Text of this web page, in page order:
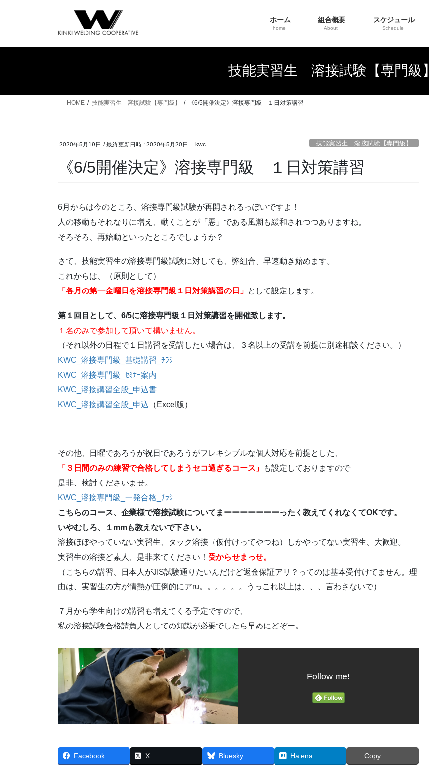
ホーム
home
組合概要
About
スケジュール
Schedule
技能実習生 溶接試験【専門級】
HOME 技能実習生 溶接試験【専門級】 《6/5開催決定》溶接専門級 １日対策講習
2020年5月19日 / 最終更新日時 : 2020年5月20日 kwc 技能実習生 溶接試験【専門級】
《6/5開催決定》溶接専門級 １日対策講習
6月からは今のところ、溶接専門級試験が再開されるっぽいですよ！
人の移動もそれなりに増え、動くことが「悪」である風潮も緩和されつつありますね。
そろそろ、再始動といったところでしょうか？
さて、技能実習生の溶接専門級試験に対しても、弊組合、早速動き始めます。
これからは、（原則として）
「各月の第一金曜日を溶接専門級１日対策講習の日」 として設定します。
第１回目として、6/5に溶接専門級１日対策講習を開催致します。
１名のみで参加して頂いて構いません。
（それ以外の日程で１日講習を受講したい場合は、３名以上の受講を前提に別途相談ください。）
KWC_溶接専門級_基礎講習_ﾁﾗｼ
KWC_溶接専門級_ｾﾐﾅｰ案内
KWC_溶接講習全般_申込書
KWC_溶接講習全般_申込 （Excel版）
その他、日曜であろうが祝日であろうがフレキシブルな個人対応を前提とした、
「３日間のみの練習で合格してしまうセコ過ぎるコース」
も設定しておりますので
是非、検討くださいませ。
KWC_溶接専門級_一発合格_ﾁﾗｼ
こちらのコース、企業様で溶接試験についてまーーーーーーーったく教えてくれなくてOKです。
いやむしろ、１mmも教えないで下さい。
溶接ほぼやっていない実習生、タック溶接（仮付けってやつね）しかやってない実習生、大歓迎。
実習生の溶接ど素人、是非来てください！ 受からせまっせ。
（こちらの講習、日本人がJIS試験通りたいんだけど返金保証アリ？ってのは基本受付けてません。理
由は、実習生の方が情熱が圧倒的にアru。。。。。。うっこれ以上は、、、言わさないで）
７月から学生向けの講習も増えてくる予定ですので、
私の溶接試験合格請負人としての知識が必要でしたら早めにどぞー。
Follow me!
Facebook X Bluesky Hatena Copy